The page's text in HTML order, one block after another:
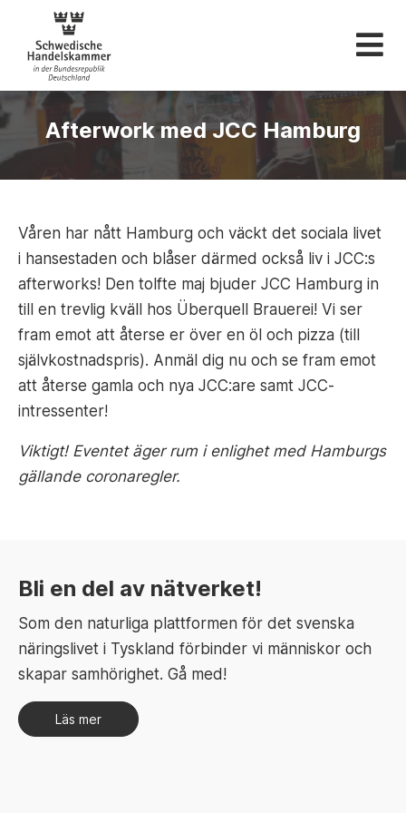
Svenska
Afterwork med JCC Hamburg
Våren har nått Hamburg och väckt det sociala livet
i hansestaden och blåser därmed också liv i JCC:s
afterworks! Den tolfte maj bjuder JCC Hamburg in
till en trevlig kväll hos Überquell Brauerei! Vi ser
fram emot att återse er över en öl och pizza (till
självkostnadspris). Anmäl dig nu och se fram emot
att återse gamla och nya JCC:are samt JCC-
intressenter!
Viktigt! Eventet äger rum i enlighet med Hamburgs
gällande coronaregler.
Bli en del av nätverket!
Som den naturliga plattformen för det svenska
näringslivet i Tyskland förbinder vi människor och
skapar samhörighet. Gå med!
Läs mer